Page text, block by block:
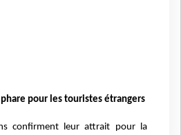
pour les touristes étrangers
confirment leur attrait pour la